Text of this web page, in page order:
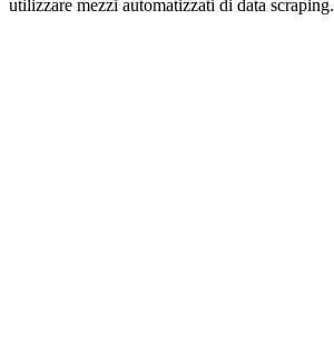
utilizzare mezzi automatizzati di data scraping.